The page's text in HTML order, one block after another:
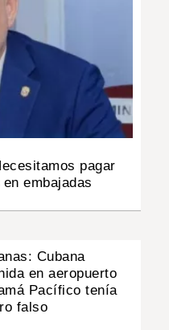
pagar
embajadas
Cubana
en aeropuerto
Pacífico tenía
falso